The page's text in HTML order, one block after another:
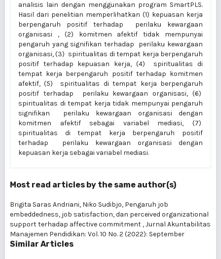
analisis lain dengan menggunakan program SmartPLS.
Hasil dari penelitian memperlihatkan (1) kepuasan kerja
berpengaruh positif terhadap perilaku kewargaan
organisasi , (2) komitmen afektif tidak mempunyai
pengaruh yang signifikan terhadap perilaku kewargaan
organisasi, (3) spiritualitas di tempat kerja berpengaruh
positif terhadap kepuasan kerja, (4) spiritualitas di
tempat kerja berpengaruh positif terhadap komitmen
afektif, (5) spiritualitas di tempat kerja berpengaruh
positif terhadap perilaku kewargaan organisasi, (6)
spiritualitas di tempat kerja tidak mempunyai pengaruh
signifikan perilaku kewargaan organisasi dengan
komitmen afektif sebagai variabel mediasi, (7)
spiritualitas di tempat kerja berpengaruh positif
terhadap perilaku kewargaan organisasi dengan
kepuasan kerja sebagai variabel mediasi.
Most read articles by the same author(s)
Brigita Saras Andriani, Niko Sudibjo, Pengaruh job
embeddedness, job satisfaction, dan perceived organizational
support terhadap affective commitment ,Jurnal Akuntabilitas
Manajemen Pendidikan: Vol. 10 No. 2 (2022): September
Similar Articles